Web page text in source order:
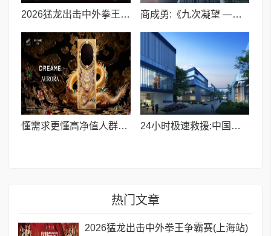
2026猛龙出击中外拳王争霸赛(上海站)新闻发布会隆重举行 商成勇:《九次凝望 ——致一位在北川烙下足迹的老人》
懂需求更懂高净值人群的高端手机——AURORA 24小时极速救援:中国平安协助首批企业客户从中东“危险区”撤离
热门文章
2026猛龙出击中外拳王争霸赛(上海站)